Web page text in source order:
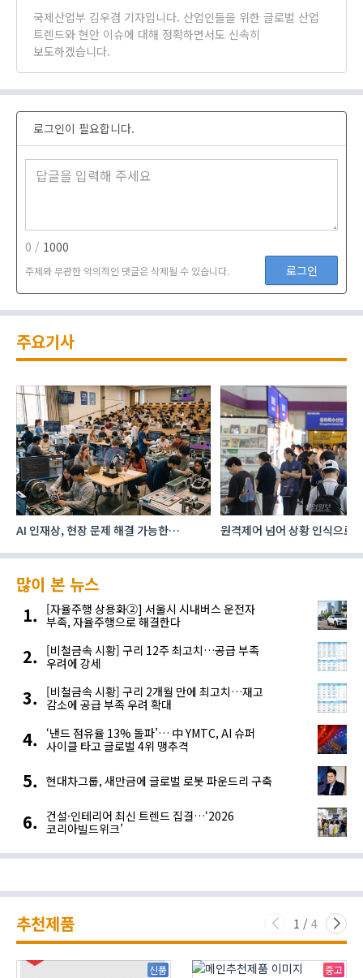
국제산업부 김우겸 기자입니다. 산업인들을 위한 글로벌 산업
트렌드와 현안 이슈에 대해 정확하면서도 신속히
보도하겠습니다.
로그인이 필요합니다.
0 / 1000
주제와 무관한 악의적인 댓글은 삭제될 수 있습니다. 로그인
주요기사
장 문제 해결 가능한
원격제어 넘어 상황 인식으로, ‘공간지능’
많이 본 뉴스
[자율주행 상용화②] 서울시 시내버스 운전자
부족, 자율주행으로 해결한다
[비철금속 시황] 구리 12주 최고치…공급 부족
우려에 강세
[비철금속 시황] 구리 2개월 만에 최고치…재고
감소에 공급 부족 우려 확대
‘낸드 점유율 13% 돌파’… 中 YMTC, AI 슈퍼
사이클 타고 글로벌 4위 맹추격
현대차그룹, 새만금에 글로벌 로봇 파운드리 구축
건설·인테리어 최신 트렌드 집결…‘2026
코리아빌드위크’
추천제품 1 / 4
신품 중고